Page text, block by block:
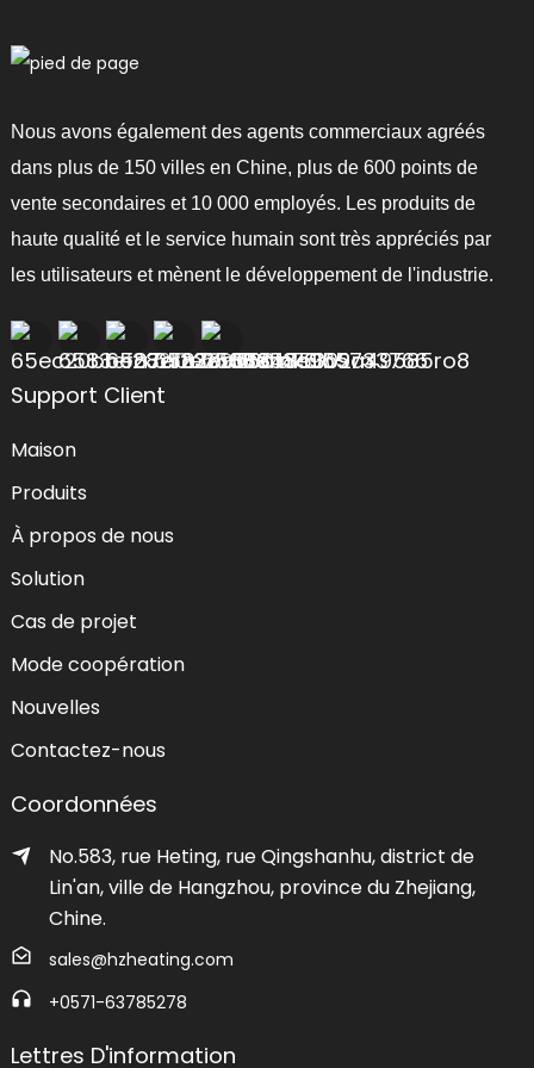
Nous avons également des agents commerciaux agréés
dans plus de 150 villes en Chine, plus de 600 points de
vente secondaires et 10 000 employés. Les produits de
haute qualité et le service humain sont très appréciés par
les utilisateurs et mènent le développement de l'industrie.
Support Client
Maison
Produits
À propos de nous
Solution
Cas de projet
Mode coopération
Nouvelles
Contactez-nous
Coordonnées
No.583, rue Heting, rue Qingshanhu, district de
Lin'an, ville de Hangzhou, province du Zhejiang,
Chine.
sales@hzheating.com
+0571-63785278
Lettres D'information